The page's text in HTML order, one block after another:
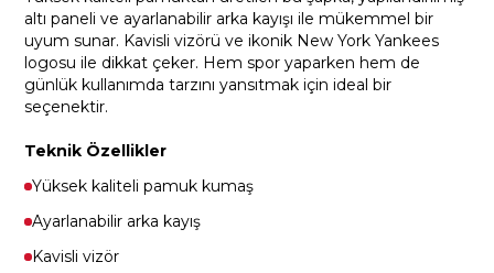
altı paneli ve ayarlanabilir arka kayışı ile mükemmel bir
uyum sunar. Kavisli vizörü ve ikonik New York Yankees
logosu ile dikkat çeker. Hem spor yaparken hem de
günlük kullanımda tarzını yansıtmak için ideal bir
seçenektir.
Teknik Özellikler
Yüksek kaliteli pamuk kumaş
Ayarlanabilir arka kayış
Kavisli vizör